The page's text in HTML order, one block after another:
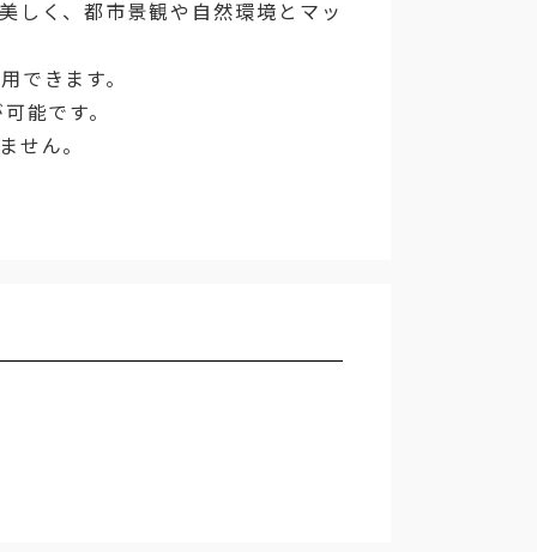
しく、都市景観や自然環境とマッ
できます。
能です。
せん。